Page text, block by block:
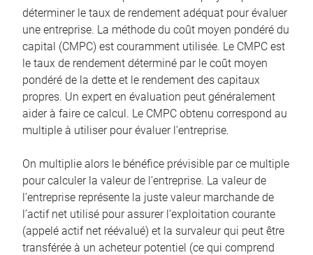
déterminer le taux de rendement adéquat pour évaluer
une entreprise. La méthode du coût moyen pondéré du
capital (CMPC) est couramment utilisée. Le CMPC est
le taux de rendement déterminé par le coût moyen
pondéré de la dette et le rendement des capitaux
propres. Un expert en évaluation peut généralement
aider à faire ce calcul. Le CMPC obtenu correspond au
multiple à utiliser pour évaluer l’entreprise.
On multiplie alors le bénéfice prévisible par ce multiple
pour calculer la valeur de l’entreprise. La valeur de
l’entreprise représente la juste valeur marchande de
l’actif net utilisé pour assurer l’exploitation courante
(appelé actif net réévalué) et la survaleur qui peut être
transférée à un acheteur potentiel (ce qui comprend